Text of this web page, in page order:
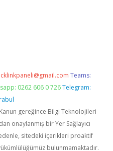
Teams:
0262 606 0 726 Telegram:
Kanun gereğince Bilgi Teknolojileri
onaylanmış bir Yer Sağlayıcı
sitedeki içerikleri proaktif
bulunmamaktadır.